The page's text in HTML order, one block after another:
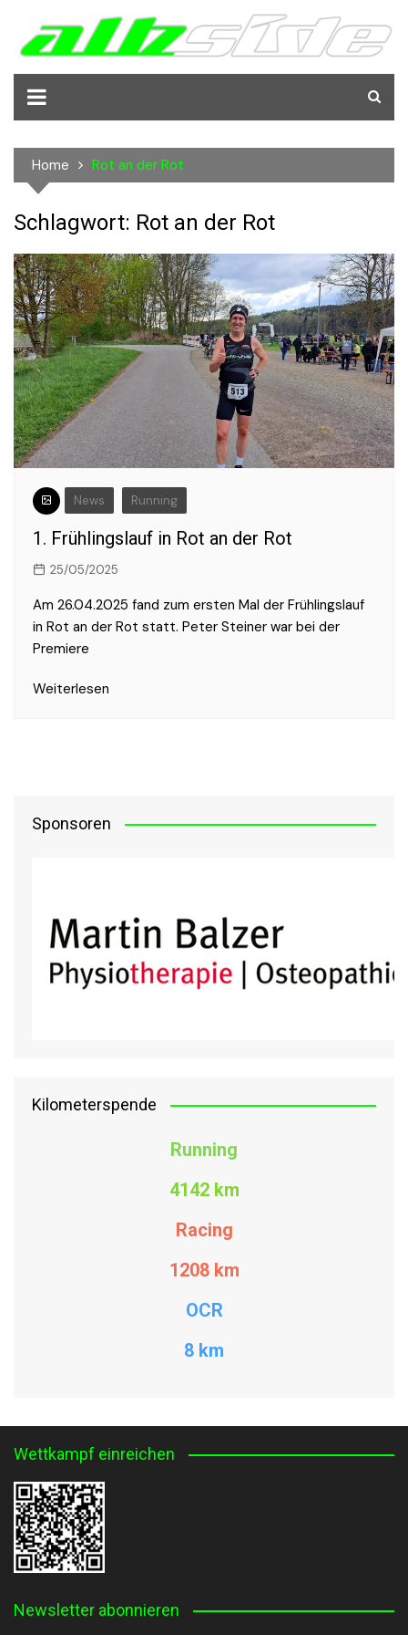
content
Home Rot an der Rot
Schlagwort: Rot an der Rot
News Running
1. Frühlingslauf in Rot an der Rot
25/05/2025
Am 26.04.2025 fand zum ersten Mal der Frühlingslauf
in Rot an der Rot statt. Peter Steiner war bei der
Premiere
Weiterlesen
Sponsoren
Kilometerspende
Running
4142 km
Racing
1208 km
OCR
8 km
Wettkampf einreichen
Newsletter abonnieren